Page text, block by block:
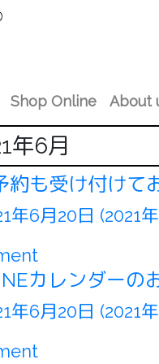
Shop Online About
年6月
約も受け付けて
年6月20日 (2021
カレンダーの
年6月20日 (2021